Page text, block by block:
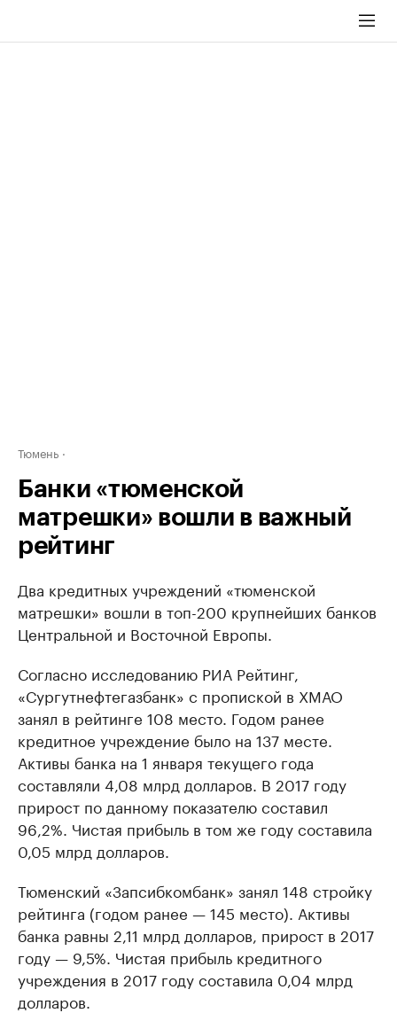
Тюмень
Банки «тюменской
матрешки» вошли в важный
рейтинг
Два кредитных учреждений «тюменской
матрешки» вошли в топ-200 крупнейших банков
Центральной и Восточной Европы.
Согласно исследованию РИА Рейтинг,
«Сургутнефтегазбанк» с пропиской в ХМАО
занял в рейтинге 108 место. Годом ранее
кредитное учреждение было на 137 месте.
Активы банка на 1 января текущего года
составляли 4,08 млрд долларов. В 2017 году
прирост по данному показателю составил
96,2%. Чистая прибыль в том же году составила
0,05 млрд долларов.
Тюменский «Запсибкомбанк» занял 148 стройку
рейтинга (годом ранее — 145 место). Активы
банка равны 2,11 млрд долларов, прирост в 2017
году — 9,5%. Чистая прибыль кредитного
учреждения в 2017 году составила 0,04 млрд
долларов.